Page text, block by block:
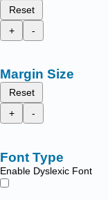
Reset
+
-
Margin Size
Reset
+
-
Font Type
Enable Dyslexic Font